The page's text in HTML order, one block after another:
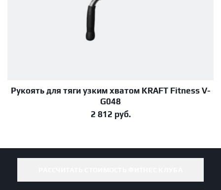
В корзину
Рукоять для тяги узким хватом KRAFT Fitness V-
G048
2 812 руб.